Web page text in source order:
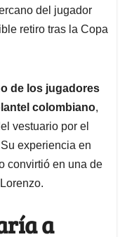
del jugador
retiro tras la Copa
de los jugadores
colombiano,
vestuario por el
experiencia en
convirtió en una de
a